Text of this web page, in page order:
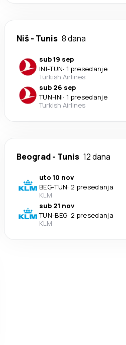
Niš - Tunis 8 dana
sub 19 sep
INI-TUN· 1 presedanje
Turkish Airlines
sub 26 sep
TUN-INI· 1 presedanje
Turkish Airlines
Beograd- Tunis 12 dana
uto 10 nov
BEG-TUN· 2 presedanja
KLM
sub 21 nov
TUN-BEG· 2 presedanja
KLM